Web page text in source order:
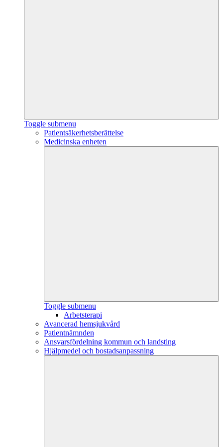
Toggle submenu
Patientsäkerhetsberättelse
Medicinska enheten
Toggle submenu
Arbetsterapi
Avancerad hemsjukvård
Patientnämnden
Ansvarsfördelning kommun och landsting
Hjälpmedel och bostadsanpassning